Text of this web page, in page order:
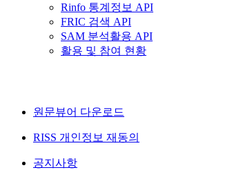
Rinfo 통계정보 API
FRIC 검색 API
SAM 분석활용 API
활용 및 참여 현황
원문뷰어 다운로드
RISS 개인정보 재동의
공지사항